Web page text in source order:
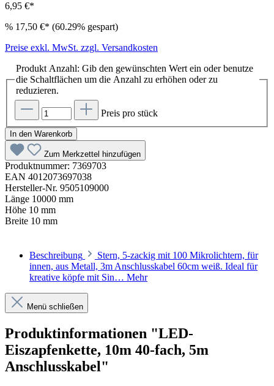
6,95 €*
% 17,50 €* (60.29% gespart)
Preise exkl. MwSt. zzgl. Versandkosten
Produkt Anzahl: Gib den gewünschten Wert ein oder benutze
die Schaltflächen um die Anzahl zu erhöhen oder zu
reduzieren.
Preis pro stück
In den Warenkorb
Zum Merkzettel hinzufügen
Produktnummer: 7369703
EAN 4012073697038
Hersteller-Nr. 9505109000
Länge 10000 mm
Höhe 10 mm
Breite 10 mm
Beschreibung
Stern, 5-zackig mit 100 Mikrolichtern, für
innen, aus Metall, 3m Anschlusskabel 60cm weiß. Ideal für
kreative köpfe mit Sin… Mehr
Menü schließen
Produktinformationen "LED-
Eiszapfenkette, 10m 40-fach, 5m
Anschlusskabel"